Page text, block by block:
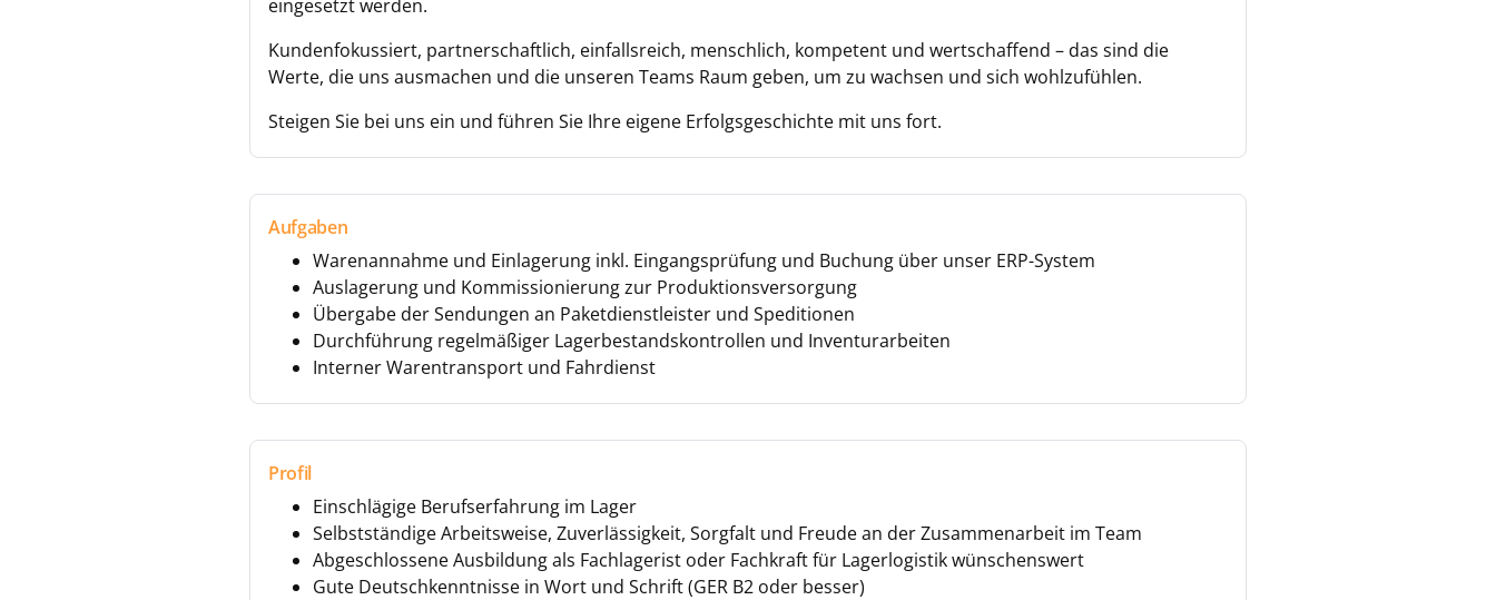
eingesetzt werden.
Kundenfokussiert, partnerschaftlich, einfallsreich, menschlich, kompetent und wertschaffend – das sind die
Werte, die uns ausmachen und die unseren Teams Raum geben, um zu wachsen und sich wohlzufühlen.
Steigen Sie bei uns ein und führen Sie Ihre eigene Erfolgsgeschichte mit uns fort.
Aufgaben
Warenannahme und Einlagerung inkl. Eingangsprüfung und Buchung über unser ERP-System
Auslagerung und Kommissionierung zur Produktionsversorgung
Übergabe der Sendungen an Paketdienstleister und Speditionen
Durchführung regelmäßiger Lagerbestandskontrollen und Inventurarbeiten
Interner Warentransport und Fahrdienst
Profil
Einschlägige Berufserfahrung im Lager
Selbstständige Arbeitsweise, Zuverlässigkeit, Sorgfalt und Freude an der Zusammenarbeit im Team
Abgeschlossene Ausbildung als Fachlagerist oder Fachkraft für Lagerlogistik wünschenswert
Gute Deutschkenntnisse in Wort und Schrift (GER B2 oder besser)